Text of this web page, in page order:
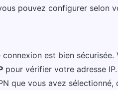
pouvez configurer selon
est bien sécurisée.
pour vérifier votre adresse IP.
que vous avez sélectionné,